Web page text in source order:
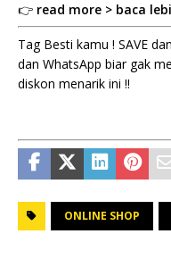
👉 read more > baca
Tag Besti kamu ! SAVE
dan WhatsApp biar gak
diskon menarik ini !!
ONLINE SHOP